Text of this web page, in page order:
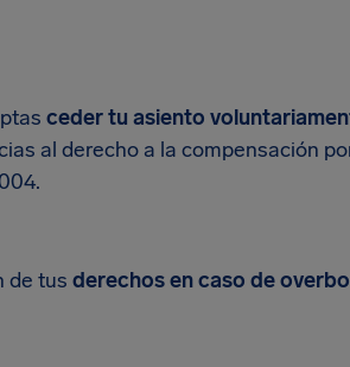
ceder tu asiento
al derecho a la compensación
de tus derechos en caso de